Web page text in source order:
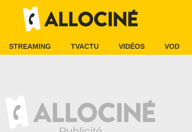
STREAMING TVACTU VIDÉOS VOD